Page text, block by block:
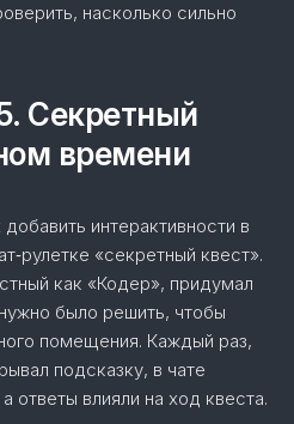
насколько сильно
Секретный
времени
интерактивности в
«секретный квест».
как «Кодер», придумал
было решить, чтобы
помещения. Каждый раз,
подсказку, в чате
ответы влияли на ход квеста.